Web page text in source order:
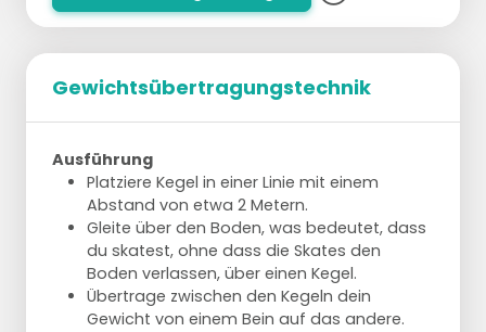
Gewichtsübertragungstechnik
Ausführung
Platziere Kegel in einer Linie mit einem
Abstand von etwa 2 Metern.
Gleite über den Boden, was bedeutet, dass
du skatest, ohne dass die Skates den
Boden verlassen, über einen Kegel.
Übertrage zwischen den Kegeln dein
Gewicht von einem Bein auf das andere.